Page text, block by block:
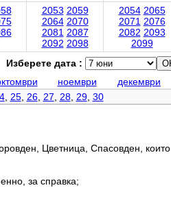
2053 2059
2064 2070
2081 2087
2092 2098
2054 2065
2071 2076
2082 2093
2099
Изберете дата :
ноември
декември
, 25, 26, 27 28, 29, 30
Цветница, Спасовден, които
за справка;